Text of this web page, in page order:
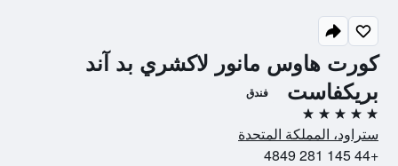
كورت هاوس مانور لاكشري بد آند
بريكفاست
فندق
5 نجوم
ستراود، المملكة المتحدة
+44 145 281 4849